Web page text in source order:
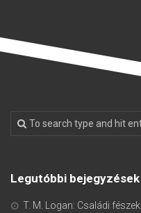
Legutóbbi bejegyzések
T. M. Logan: Családi fészek